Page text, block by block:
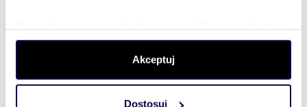
dane są przetwarzane oraz ustaw własne preferencje w
. W Deklaracji plików cookie możesz
zmienić lub wycofać swoją zgodę w dowolnej chwili.
Akceptuj
Dostosuj
Rozwiń opis